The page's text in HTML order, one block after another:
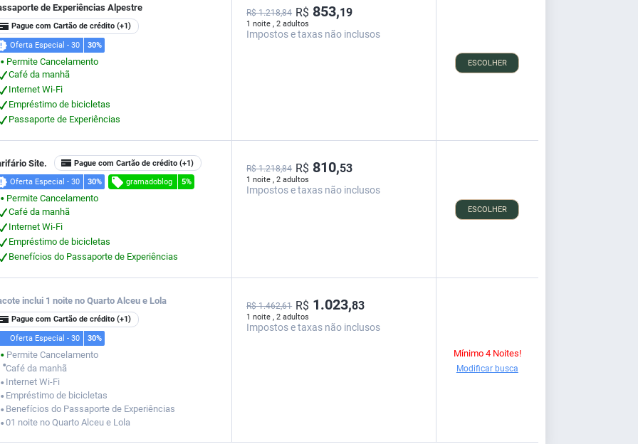
de Experiências Alpestre
Pague com Cartão de crédito (+1)
Oferta Especial - 30 30%
⬤
Permite Cancelamento
Café da manhã
Internet Wi-Fi
Empréstimo de bicicletas
Passaporte de Experiências
1 noite , 2 adultos
R$ 1.218,84 R$ 853,19
Impostos e taxas não inclusos
ESCOLHER
Site. Pague com Cartão de crédito (+1)
Oferta Especial - 30 30% gramadoblog 5%
⬤
Permite Cancelamento
Café da manhã
Internet Wi-Fi
Empréstimo de bicicletas
Benefícios do Passaporte de Experiências
1 noite , 2 adultos
R$ 1.218,84 R$ 810,53
Impostos e taxas não inclusos
ESCOLHER
inclui 1 noite no Quarto Alceu e Lola
Pague com Cartão de crédito (+1)
Oferta Especial - 30 30%
⬤ Permite Cancelamento
⬤Café da manhã
⬤ Internet Wi-Fi
⬤ Empréstimo de bicicletas
⬤ Benefícios do Passaporte de Experiências
⬤ 01 noite no Quarto Alceu e Lola
1 noite , 2 adultos
R$ 1.462,61 R$ 1.023,83
Impostos e taxas não inclusos
Mínimo 4 Noites!
Modificar busca